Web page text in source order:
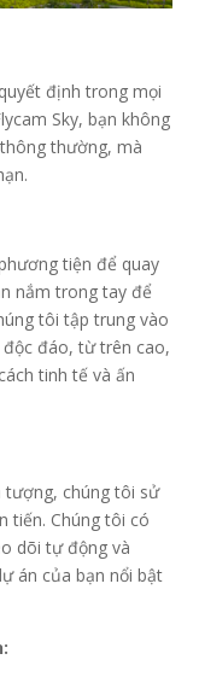
định trong mọi
Sky, bạn không
thường, mà
tiện để quay
nắm trong tay để
tôi tập trung vào
đáo, từ trên cao,
tinh tế và ấn
tượng, chúng tôi sử
tiến. Chúng tôi có
dõi tự động và
án của bạn nổi bật